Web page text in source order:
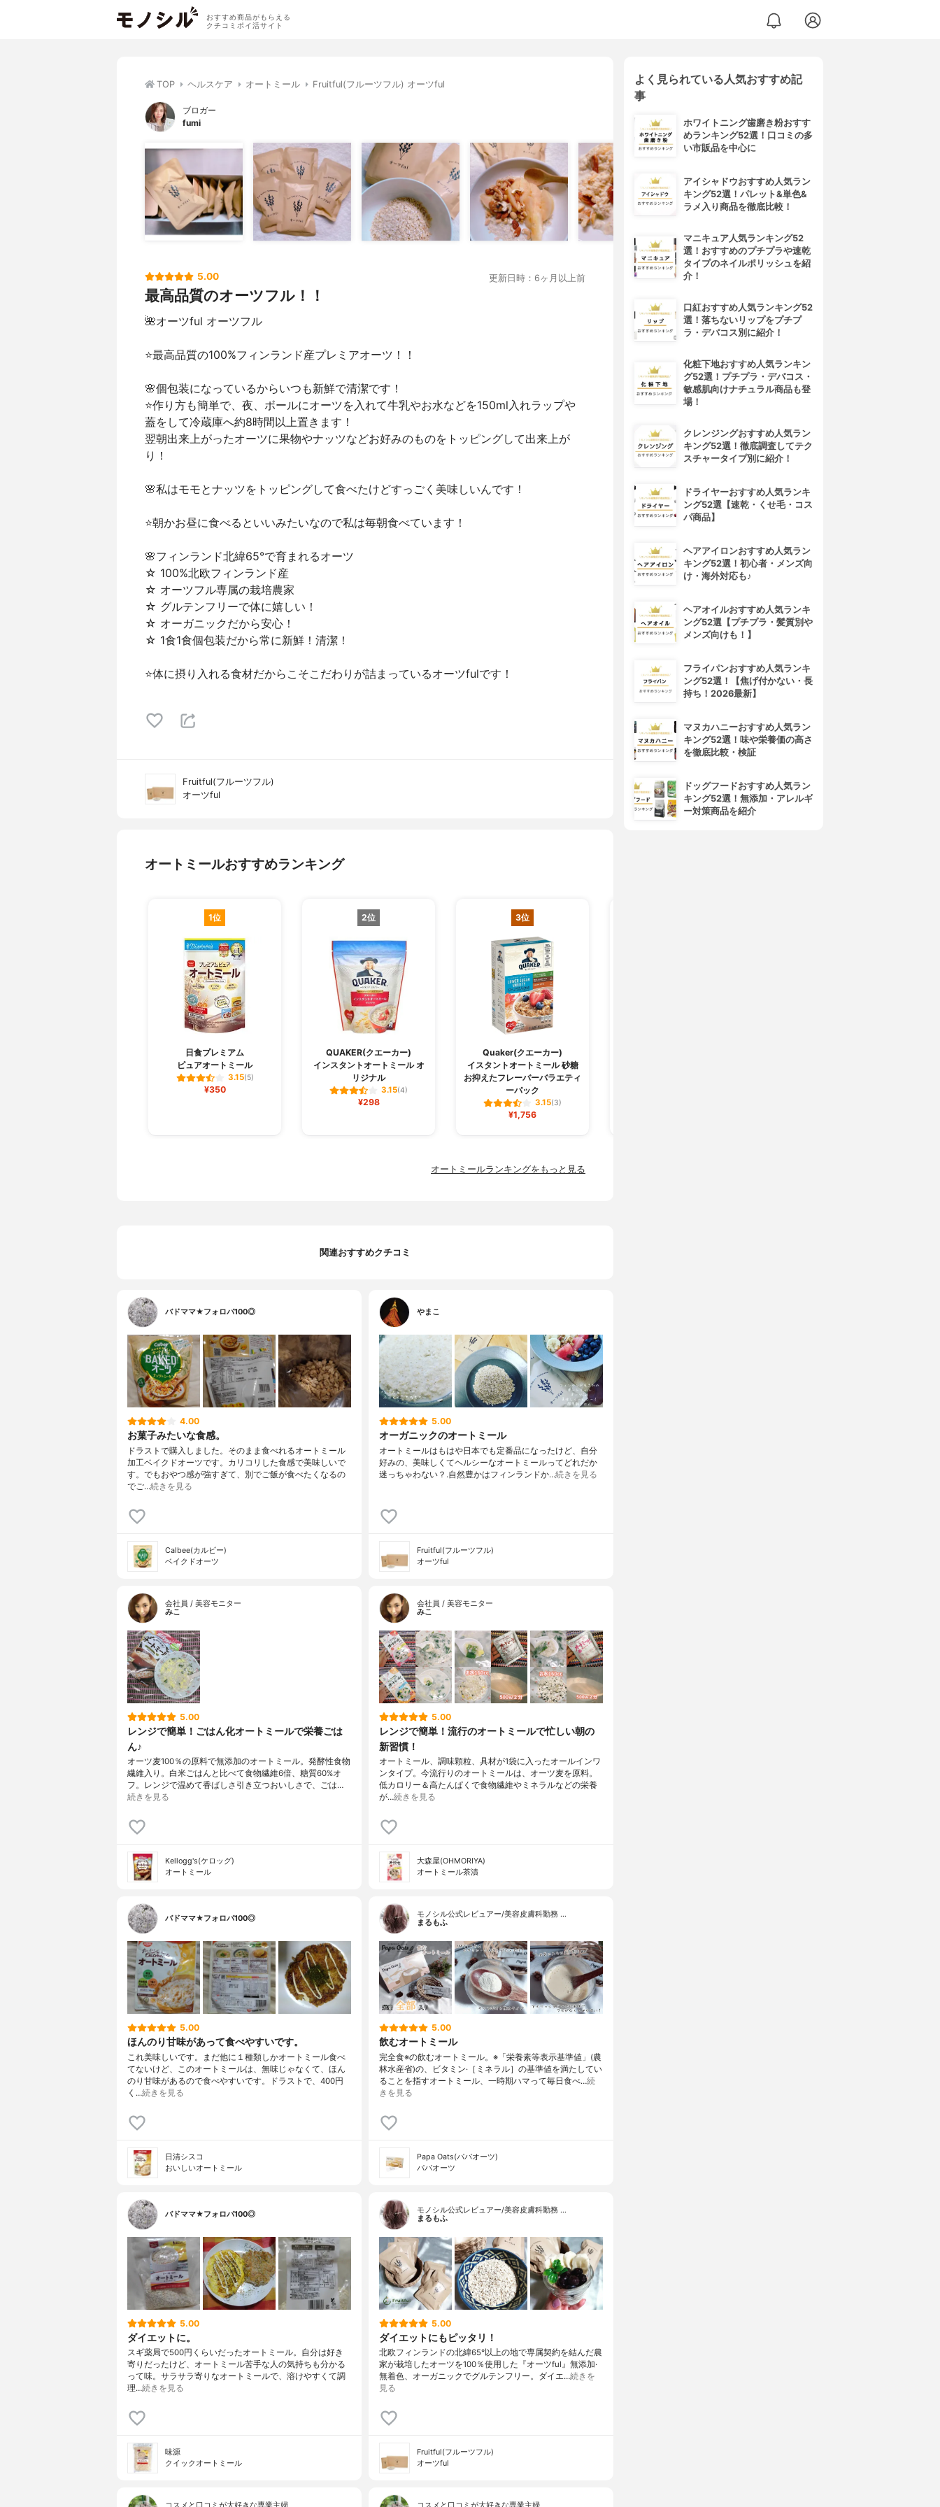
おすすめ商品がもらえる
クチコミポイ活サイト
TOP ヘルスケア オートミール Fruitful(フルーツフル) オーツful
ブロガー
fumi
5.00 更新日時：6ヶ月以上前
最高品質のオーツフル！！
🌺オーツful オーツフル
⭐️最高品質の100%フィンランド産プレミアオーツ！！
🌸個包装になっているからいつも新鮮で清潔です！
⭐️作り方も簡単で、夜、ボールにオーツを入れて牛乳やお水などを150ml入れラップや
蓋をして冷蔵庫へ約8時間以上置きます！
翌朝出来上がったオーツに果物やナッツなどお好みのものをトッピングして出来上が
り！
🌸私はモモとナッツをトッピングして食べたけどすっごく美味しいんです！
⭐️朝かお昼に食べるといいみたいなので私は毎朝食べています！
🌸フィンランド北緯65°で育まれるオーツ
☆ 100%北欧フィンランド産
☆ オーツフル専属の栽培農家
☆ グルテンフリーで体に嬉しい！
☆ オーガニックだから安心！
☆ 1食1食個包装だから常に新鮮！清潔！
⭐️体に摂り入れる食材だからこそこだわりが詰まっているオーツfulです！
Fruitful(フルーツフル)
オーツful
オートミールおすすめランキング
1位
日食プレミアム
ピュアオートミール
3.15(5)
¥350
2位
QUAKER(クエーカー)
インスタントオートミール オ
リジナル
3.15(4)
¥298
3位
Quaker(クエーカー)
イスタントオートミール 砂糖
お抑えたフレーバーバラエティ
ーパック
3.15(3)
¥1,756
オートミールランキングをもっと見る
関連おすすめクチコミ
バドママ★フォロバ100◎
4.00
お菓子みたいな食感。
ドラストで購入しました。そのまま食べれるオートミール
加工ベイクドオーツです。カリコリした食感で美味しいで
す。でもおやつ感が強すぎて、別でご飯が食べたくなるの
でご…続きを見る
Calbee(カルビー)
ベイクドオーツ
やまこ
5.00
オーガニックのオートミール
⁡オートミールはもはや日本でも定番品になったけど、自分
好みの、美味しくてヘルシーな⁡⁡オートミールってどれだか
迷っちゃわない？⁡⁡.⁡⁡自然豊かはフィンランドか…続きを見る
Fruitful(フルーツフル)
オーツful
会社員 / 美容モニター
みこ
5.00
レンジで簡単！ごはん化オートミールで栄養ごは
ん♪
オーツ麦100％の原料で無添加のオートミール。発酵性食物
繊維入り。白米ごはんと比べて食物繊維6倍、糖質60%オ
フ。レンジで温めて香ばしさ引き立つおいしさで、ごは…
続きを見る
Kellogg's(ケロッグ)
オートミール
会社員 / 美容モニター
みこ
5.00
レンジで簡単！流行のオートミールで忙しい朝の
新習慣！
オートミール、調味顆粒、具材が1袋に入ったオールインワ
ンタイプ。今流行りのオートミールは、オーツ麦を原料。
低カロリー＆高たんぱくで食物繊維やミネラルなどの栄養
が…続きを見る
大森屋(OHMORIYA)
オートミール茶漬
バドママ★フォロバ100◎
5.00
ほんのり甘味があって食べやすいです。
これ美味しいです。まだ他に１種類しかオートミール食べ
てないけど、このオートミールは、無味じゃなくて、ほん
のり甘味があるので食べやすいです。ドラストで、400円
く…続きを見る
日清シスコ
おいしいオートミール
モノシル公式レビュアー/美容皮膚科勤務 …
まるもふ
5.00
飲むオートミール
完全食※の飲むオートミール。※「栄養素等表示基準値」(農
林水産省)の、ビタミン·［ミネラル］の基準値を満たしてい
ることを指すオートミール、一時期ハマって毎日食べ…続
きを見る
Papa Oats(パパオーツ)
パパオーツ
バドママ★フォロバ100◎
5.00
ダイエットに。
スギ薬局で500円くらいだったオートミール。自分は好き
寄りだったけど、オートミール苦手な人の気持ちも分かる
って味。サラサラ寄りなオートミールで、溶けやすくて調
理…続きを見る
味源
クイックオートミール
モノシル公式レビュアー/美容皮膚科勤務 …
まるもふ
5.00
ダイエットにもピッタリ！
北欧フィンランドの北緯65°以上の地で専属契約を結んだ農
家が栽培したオーツを100％使用した『オーツful』無添加·
無着色、オーガニックでグルテンフリー。ダイエ…続きを
見る
Fruitful(フルーツフル)
オーツful
よく見られている人気おすすめ記
事
ホワイトニング歯磨き粉おすす
めランキング52選！口コミの多
い市販品を中心に
アイシャドウおすすめ人気ラン
キング52選！パレット&単色&
ラメ入り商品を徹底比較！
マニキュア人気ランキング52
選！おすすめのプチプラや速乾
タイプのネイルポリッシュを紹
介！
口紅おすすめ人気ランキング52
選！落ちないリップをプチプ
ラ・デパコス別に紹介！
化粧下地おすすめ人気ランキン
グ52選！プチプラ・デパコス・
敏感肌向けナチュラル商品も登
場！
クレンジングおすすめ人気ラン
キング52選！徹底調査してテク
スチャータイプ別に紹介！
ドライヤーおすすめ人気ランキ
ング52選【速乾・くせ毛・コス
パ商品】
ヘアアイロンおすすめ人気ラン
キング52選！初心者・メンズ向
け・海外対応も♪
ヘアオイルおすすめ人気ランキ
ング52選【プチプラ・髪質別や
メンズ向けも！】
フライパンおすすめ人気ランキ
ング52選！【焦げ付かない・長
持ち！2026最新】
マヌカハニーおすすめ人気ラン
キング52選！味や栄養価の高さ
を徹底比較・検証
ドッグフードおすすめ人気ラン
キング52選！無添加・アレルギ
ー対策商品を紹介